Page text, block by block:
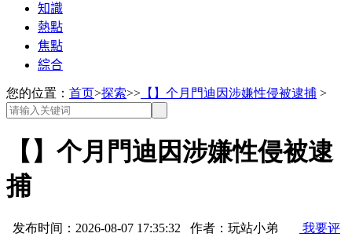
知識
熱點
焦點
綜合
您的位置： 首页>探索>> 【】个月門迪因涉嫌性侵被逮捕 >
【】个月門迪因涉嫌性侵被逮
捕
发布时间：2026-08-07 17:35:32 作者：玩站小弟
我要评